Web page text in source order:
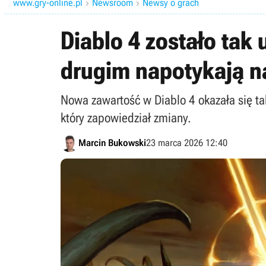
www.gry-online.pl  Newsroom  Newsy o grach
Diablo 4 zostało
drugim napotykają
Nowa zawartość w Diablo 4 okazała się
który zapowiedział zmiany.
Marcin Bukowski23 marca 2026 12:40